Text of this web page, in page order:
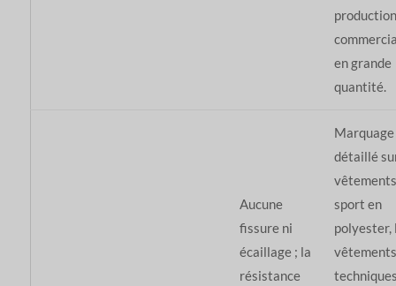
en grande
quantité.
Aucune
fissure ni
écaillage ; la
résistance
détaillé
sport en
polyester,
vêtements